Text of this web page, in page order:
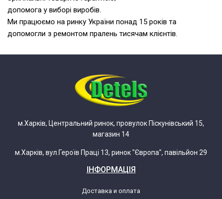
допомога у виборі виробів.
Ми працюємо на ринку України понад 15 років та
допомогли з ремонтом пралень тисячам клієнтів.
м.Харків, Центральний ринок, провулок Піскунівський 15,
магазин 14
м.Харків, вул.Героїв Праці 13, ринок "Європа", павільйон 29
ІНФОРМАЦІЯ
Доставка и оплата